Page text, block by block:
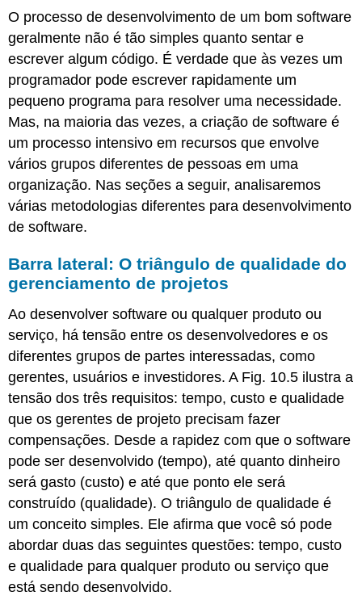
O processo de desenvolvimento de um bom software
geralmente não é tão simples quanto sentar e
escrever algum código. É verdade que às vezes um
programador pode escrever rapidamente um
pequeno programa para resolver uma necessidade.
Mas, na maioria das vezes, a criação de software é
um processo intensivo em recursos que envolve
vários grupos diferentes de pessoas em uma
organização. Nas seções a seguir, analisaremos
várias metodologias diferentes para desenvolvimento
de software.
Barra lateral: O triângulo de qualidade do
gerenciamento de projetos
Ao desenvolver software ou qualquer produto ou
serviço, há tensão entre os desenvolvedores e os
diferentes grupos de partes interessadas, como
gerentes, usuários e investidores. A Fig. 10.5 ilustra a
tensão dos três requisitos: tempo, custo e qualidade
que os gerentes de projeto precisam fazer
compensações. Desde a rapidez com que o software
pode ser desenvolvido (tempo), até quanto dinheiro
será gasto (custo) e até que ponto ele será
construído (qualidade). O triângulo de qualidade é
um conceito simples. Ele afirma que você só pode
abordar duas das seguintes questões: tempo, custo
e qualidade para qualquer produto ou serviço que
está sendo desenvolvido.